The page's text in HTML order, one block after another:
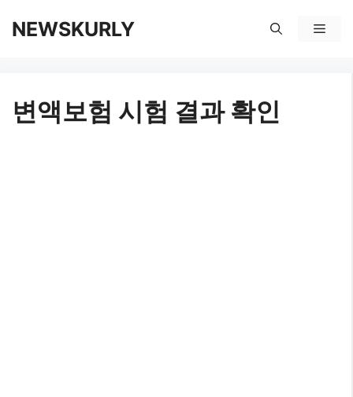
NEWSKURLY
메
변액보험 시험 결과 확인